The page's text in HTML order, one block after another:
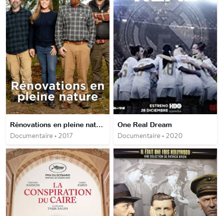
Rénovations en pleine nature
Documentaire • 2017
One Real Dream
Documentaire • 2020